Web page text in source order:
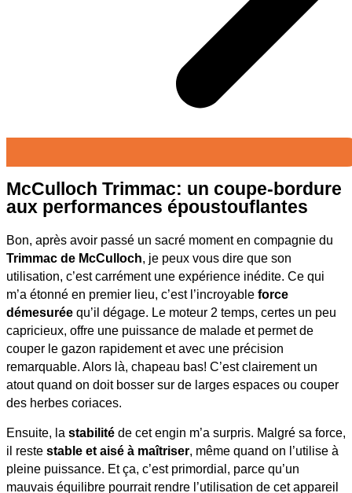
McCulloch Trimmac: un coupe-bordure
aux performances époustouflantes
Bon, après avoir passé un sacré moment en compagnie du
Trimmac de McCulloch, je peux vous dire que son
utilisation, c’est carrément une expérience inédite. Ce qui
m’a étonné en premier lieu, c’est l’incroyable force
démesurée qu’il dégage. Le moteur 2 temps, certes un peu
capricieux, offre une puissance de malade et permet de
couper le gazon rapidement et avec une précision
remarquable. Alors là, chapeau bas! C’est clairement un
atout quand on doit bosser sur de larges espaces ou couper
des herbes coriaces.
Ensuite, la stabilité de cet engin m’a surpris. Malgré sa force,
il reste stable et aisé à maîtriser, même quand on l’utilise à
pleine puissance. Et ça, c’est primordial, parce qu’un
mauvais équilibre pourrait rendre l’utilisation de cet appareil